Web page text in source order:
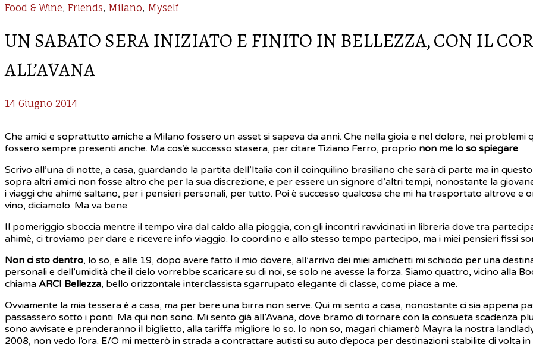
Food & Wine, Friends, Milano, Myself
UN SABATO SERA INIZIATO E FINITO IN BELLEZZA, CON IL
ALL’AVANA
14 Giugno 2014
Che amici e soprattutto amiche a Milano fossero un asset si sapeva da anni. Che nella gioia e nel dolore, nei
fossero sempre presenti anche. Ma cos’è successo stasera, per citare Tiziano Ferro, proprio non me lo so spiegare.
Scrivo all’una di notte, a casa, guardando la partita dell’Italia con il coinquilino brasiliano che sarà di parte ma in
sopra altri amici non fosse altro che per la sua discrezione, e per essere un signore d’altri tempi, nonostante la
i viaggi che ahimè saltano, per i pensieri personali, per tutto. Poi è successo qualcosa che mi ha trasportato altrove e
vino, diciamolo. Ma va bene.
Il pomeriggio sboccia mentre il tempo vira dal caldo alla pioggia, con gli incontri ravvicinati in libreria dove tra
ahimè, ci troviamo per dare e ricevere info viaggio. Io coordino e allo stesso tempo partecipo, ma i miei pensieri fissi
Non ci sto dentro, lo so, e alle 19, dopo avere fatto il mio dovere, all’arrivo dei miei amichetti mi schiodo per una
personali e dell’umidità che il cielo vorrebbe scaricare su di noi, se solo ne avesse la forza. Siamo quattro, vicino alla
chiama ARCI Bellezza, bello orizzontale interclassista sgarrupato elegante di classe, come piace a me.
Ovviamente la mia tessera è a casa, ma per bere una birra non serve. Qui mi sento a casa, nonostante ci sia appena
passassero sotto i ponti. Ma qui non sono. Mi sento già all’Avana, dove bramo di tornare con la consueta scadenza
sono avvisate e prenderanno il biglietto, alla tariffa migliore lo so. Io non so, magari chiamerò Mayra la nostra
2008, non vedo l’ora. E/O mi metterò in strada a contrattare autisti su auto d’epoca per destinazioni stabilite di volta in